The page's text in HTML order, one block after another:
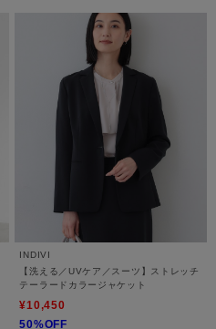
INDIVI
【洗える／UVケア／スーツ】ストレッチ
テーラードカラージャケット
¥10,450
50%OFF